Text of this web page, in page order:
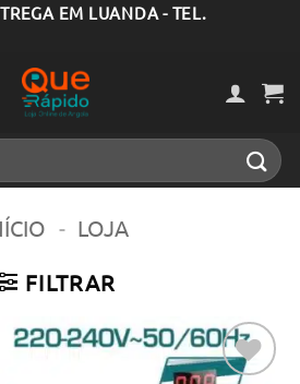
EM LUANDA - TEL.
- LOJA
FILTRAR